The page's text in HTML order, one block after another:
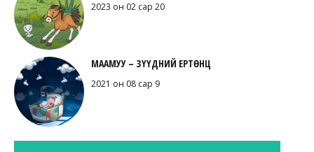
2023 он 02 сар 20
МААМУУ – ЗҮҮДНИЙ ЕРТӨНЦ
2021 он 08 сар 9